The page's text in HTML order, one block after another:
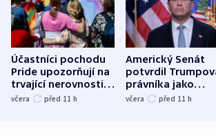
Účastníci pochodu
Pride upozorňují na
trvající nerovnosti i
společenskou
včera před 11 h
Americký Senát
potvrdil
právníka jako
ministra
včera před 11 h